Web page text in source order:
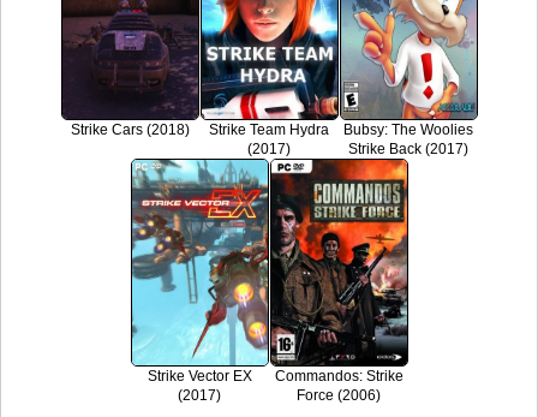
Strike Cars (2018)
Strike Team Hydra
(2017)
Bubsy: The Woolies
Strike Back (2017)
Strike Vector EX
(2017)
Commandos: Strike
Force (2006)